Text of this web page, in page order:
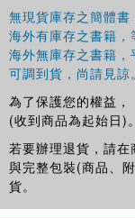
（三）山東以外地區
三 津海關道時期（光
（一）直隸、順天賑
（二）山東賑災 第十
（三）順直、山東以
無現貨庫存之簡體書
海外有庫存之書籍
海外無庫存之書籍
可調到貨，尚請見諒。
為了保護您的權益，
(收到商品為起始日)。
若要辦理退貨，請
與完整包裝(商品、
貨。